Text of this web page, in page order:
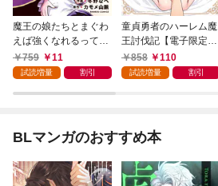
魔王の娘たちとまぐわ
えば強くなれるって本
当ですか？【特典ペー
パー付き】【カラーペ
759 11
試読増量 割引
童貞勇者のハーレム魔
王討伐記【電子限定特
典付き】 (1)
858 110
試読増量 割引
BLマンガのおすすめ本